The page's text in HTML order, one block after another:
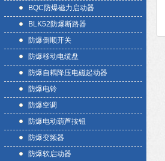
BQC防爆磁力启动器
BLK52防爆断路器
防爆倒顺开关
防爆移动电缆盘
防爆自耦降压电磁起动器
防爆电铃
防爆空调
防爆电动葫芦按钮
防爆变频器
防爆软启动器